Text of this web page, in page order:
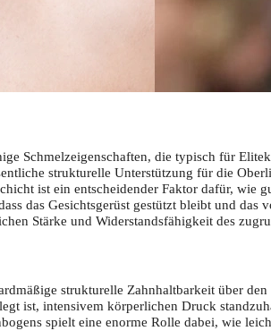
Schmelzeigenschaften, die typisch für
strukturelle Unterstützung für die
ist ein entscheidender Faktor dafür, wie
das Gesichtsgerüst gestützt bleibt und
Stärke und Widerstandsfähigkeit des
strukturelle Zahnhaltbarkeit über
ist, intensivem körperlichen Druck
spielt eine enorme Rolle dabei, wie